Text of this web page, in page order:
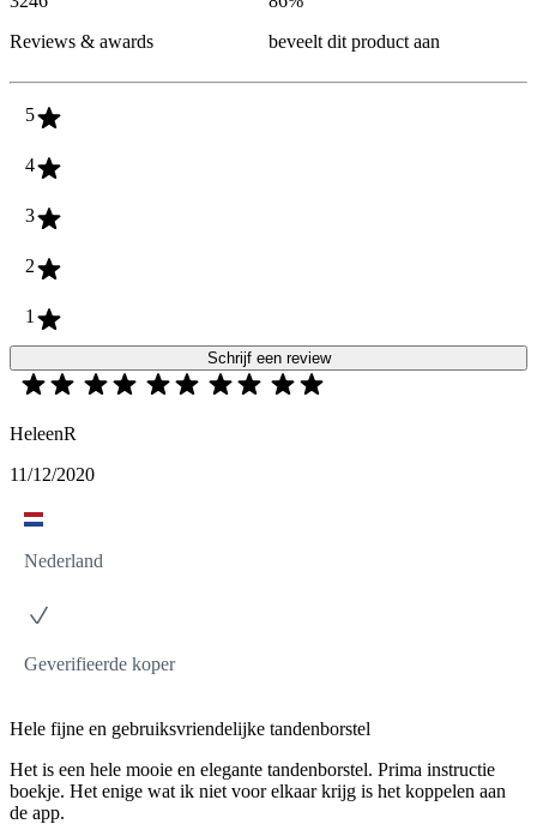
Reviews & awards
beveelt dit product aan
5
4
3
2
1
Schrijf een review
HeleenR
11/12/2020
Nederland
Geverifieerde koper
Hele fijne en gebruiksvriendelijke tandenborstel
Het is een hele mooie en elegante tandenborstel. Prima instructie
boekje. Het enige wat ik niet voor elkaar krijg is het koppelen aan
de app.